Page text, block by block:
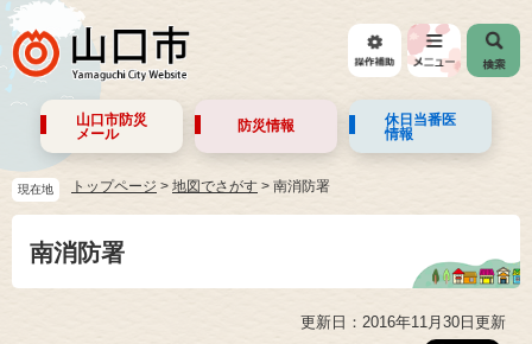
山口市防災
メール
防災情報
休日当番医
情報
現在地 トップページ > 地図でさがす > 南消防署
南消防署
更新日：2016年11月30日更新